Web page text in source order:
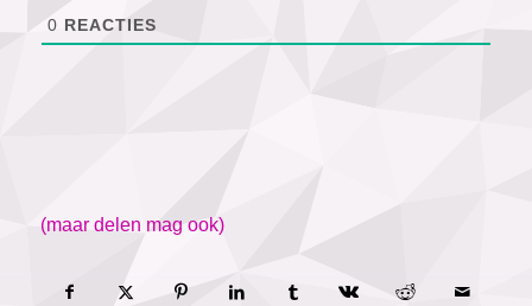
0 REACTIES
(maar delen mag ook)